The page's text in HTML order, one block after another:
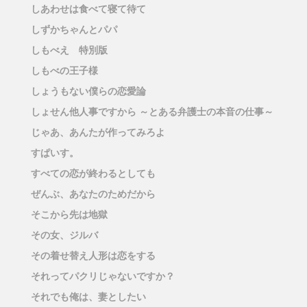
しあわせは食べて寝て待て
しずかちゃんとパパ
しもべえ 特別版
しもべの王子様
しょうもない僕らの恋愛論
しょせん他人事ですから ～とある弁護士の本音の仕事～
じゃあ、あんたが作ってみろよ
すぱいす。
すべての恋が終わるとしても
ぜんぶ、あなたのためだから
そこから先は地獄
その女、ジルバ
その着せ替え人形は恋をする
それってパクリじゃないですか？
それでも俺は、妻としたい